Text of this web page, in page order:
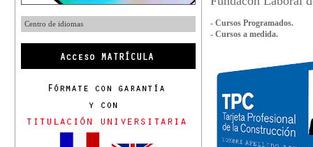
Centro de idiomas
- Cursos Programados.
- Cursos a medida.